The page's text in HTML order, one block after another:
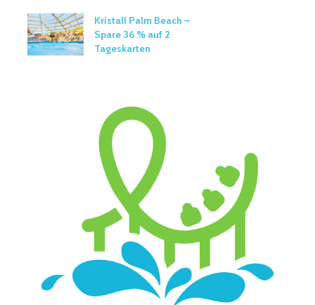
Kristall Palm Beach –
Spare 36 % auf 2
Tageskarten